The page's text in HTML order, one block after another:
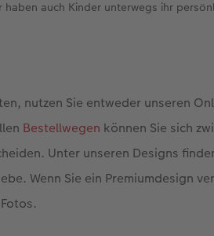
haben auch Kinder unterwegs ihr
nutzen Sie entweder unseren
Bestellwegen können Sie sich
Unter unseren Designs
Wenn Sie ein Premiumdesign